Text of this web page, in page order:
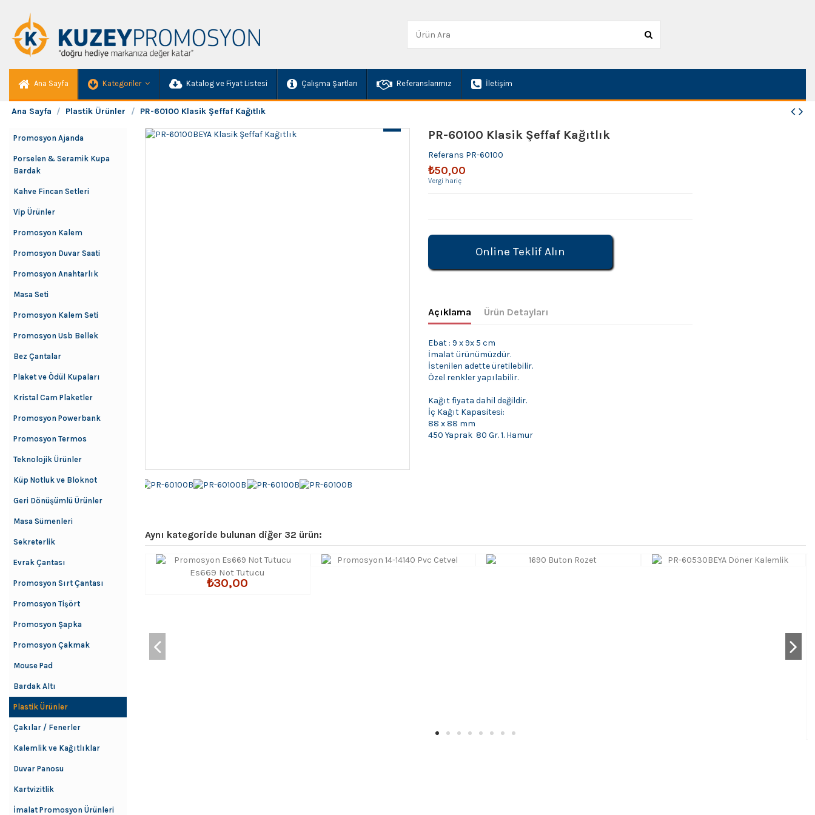
Ana Sayfa Kategoriler Katalog ve Fiyat Listesi Çalışma Şartları Referanslarımız İletişim
Ana Sayfa Plastik Ürünler PR-60100 Klasik Şeffaf Kağıtlık
PR-60100 Klasik Şeffaf Kağıtlık
Referans PR-60100
₺50,00
Vergi hariç
Online Teklif Alın
Açıklama Ürün Detayları
Ebat : 9 x 9x 5 cm
İmalat ürünümüzdür.
İstenilen adette üretilebilir.
Özel renkler yapılabilir.
Kağıt fiyata dahil değildir.
İç Kağıt Kapasitesi:
88 x 88 mm
450 Yaprak 80 Gr. 1. Hamur
Aynı kategoride bulunan diğer 32 ürün:
Es669 Not Tutucu
₺30,00
Promosyon Ajanda
Porselen & Seramik Kupa
Bardak
Kahve Fincan Setleri
Vip Ürünler
Promosyon Kalem
Promosyon Duvar Saati
Promosyon Anahtarlık
Masa Seti
Promosyon Kalem Seti
Promosyon Usb Bellek
Bez Çantalar
Plaket ve Ödül Kupaları
Kristal Cam Plaketler
Promosyon Powerbank
Promosyon Termos
Teknolojik Ürünler
Küp Notluk ve Bloknot
Geri Dönüşümlü Ürünler
Masa Sümenleri
Sekreterlik
Evrak Çantası
Promosyon Sırt Çantası
Promosyon Tişört
Promosyon Şapka
Promosyon Çakmak
Mouse Pad
Bardak Altı
Plastik Ürünler
Çakılar / Fenerler
Kalemlik ve Kağıtlıklar
Duvar Panosu
Kartvizitlik
İmalat Promosyon Ürünleri